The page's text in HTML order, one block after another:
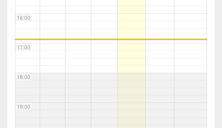
16:00
17:00
18:00
19:00